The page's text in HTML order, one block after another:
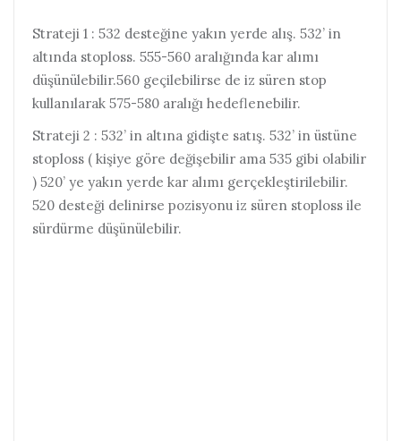
Strateji 1 : 532 desteğine yakın yerde alış. 532’ in
altında stoploss. 555-560 aralığında kar alımı
düşünülebilir.560 geçilebilirse de iz süren stop
kullanılarak 575-580 aralığı hedeflenebilir.
Strateji 2 : 532’ in altına gidişte satış. 532’ in üstüne
stoploss ( kişiye göre değişebilir ama 535 gibi olabilir
) 520’ ye yakın yerde kar alımı gerçekleştirilebilir.
520 desteği delinirse pozisyonu iz süren stoploss ile
sürdürme düşünülebilir.